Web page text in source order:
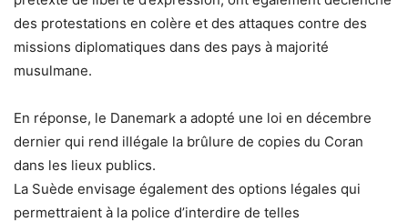
des protestations en colère et des attaques contre des
missions diplomatiques dans des pays à majorité
musulmane.
En réponse, le Danemark a adopté une loi en décembre
dernier qui rend illégale la brûlure de copies du Coran
dans les lieux publics.
La Suède envisage également des options légales qui
permettraient à la police d’interdire de telles